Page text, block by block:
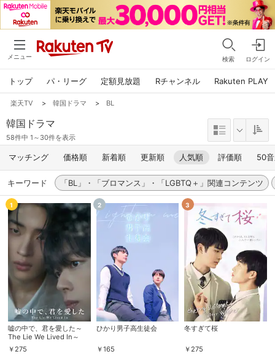
メニュー 検索 ログイン
トップ パ・リーグ 定額見放題 Rチャンネル Rakuten PLAY
楽天TV > 韓国ドラマ > BL
韓国ドラマ
58件中 1～30件を表示
マッチング 価格順 新着順 更新順 人気順 評価順 50
キーワード 「BL」・「ブロマンス」・「LGBTQ＋」関連コンテンツ
1
嘘の中で、君を愛した～
The Lie We Lived In～
￥ 275
2
ひかり男子高生徒会
￥165
3
冬すぎて桜
￥ 275